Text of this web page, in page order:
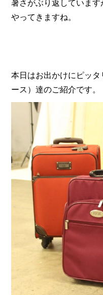
暑さがぶり返していま
やってきますね。
本日はお出かけにピッ
ース）達のご紹介です。